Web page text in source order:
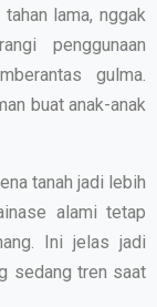
lama, nggak
penggunaan
gulma.
buat anak-anak
tanah jadi lebih
alami tetap
Ini jelas jadi
sedang tren saat